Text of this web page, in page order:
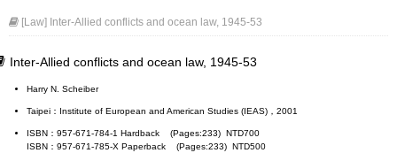
[Law] Inter-Allied conflicts and ocean law, 1945-53
Inter-Allied conflicts and ocean law, 1945-53
Harry N. Scheiber
Taipei：Institute of European and American Studies (IEAS)，2001
ISBN：957-671-784-1 Hardback (Pages:233) NTD700
ISBN：957-671-785-X Paperback (Pages:233) NTD500